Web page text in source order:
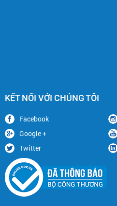
KẾT NỐI VỚI CHÚNG TÔI
Facebook
Google +
Twitter